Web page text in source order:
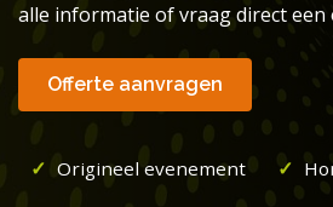
alle informatie of vraag direct een
Offerte aanvragen
Origineel evenement